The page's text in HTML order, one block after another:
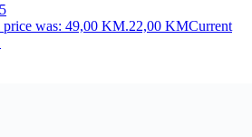
was: 49,00 KM.22,00 KMCurrent